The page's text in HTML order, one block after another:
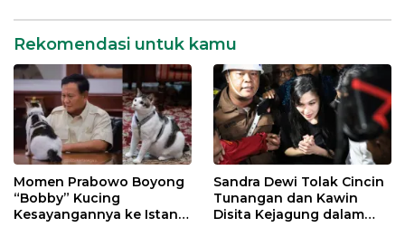
Rekomendasi untuk kamu
Momen Prabowo Boyong
“Bobby” Kucing
Kesayangannya ke Istana
Sandra Dewi Tolak Cincin
Tunangan dan Kawin
Disita Kejagung dalam